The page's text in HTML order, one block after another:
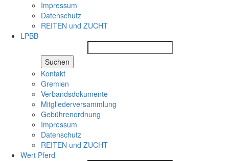
Impressum
Datenschutz
REITEN und ZUCHT
LPBB
Suchen
Kontakt
Gremien
Verbandsdokumente
Mitgliederversammlung
Gebührenordnung
Impressum
Datenschutz
REITEN und ZUCHT
Wert Pferd